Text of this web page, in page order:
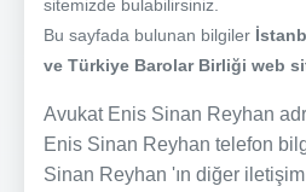
sitemizde bulabilirsiniz.
Bu sayfada bulunan bilgiler
ve Türkiye Barolar Birliği web
Avukat Enis Sinan Reyhan
Enis Sinan Reyhan telefon
Sinan Reyhan 'ın diğer